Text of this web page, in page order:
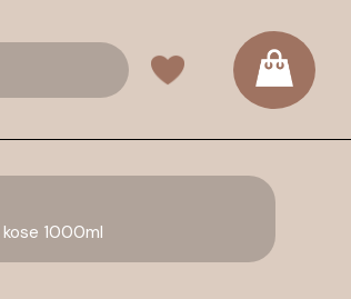
kose 1000ml